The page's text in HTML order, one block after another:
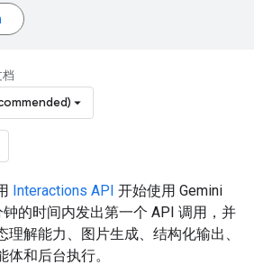
档
Interactions API 开始使用 Gemini
的时间内发出第一个 API 调用，并
解能力、图片生成、结构化输出、
和后台执行。